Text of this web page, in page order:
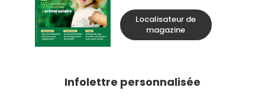
Localisateur de
magazine
Infolettre personnalisée